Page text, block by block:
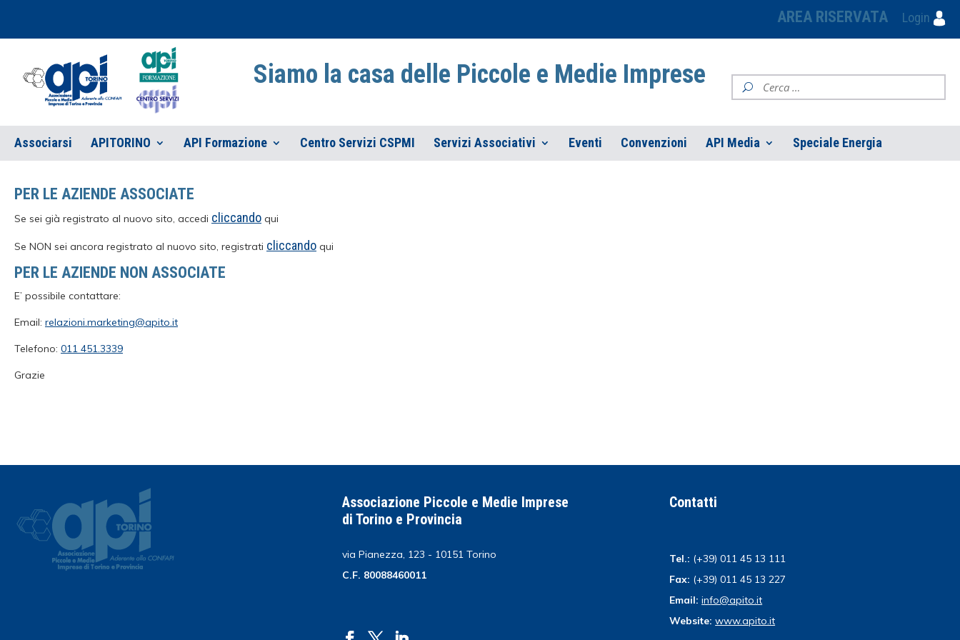
AREA RISERVATA Login
Siamo la casa delle Piccole e Medie Imprese
Associarsi APITORINO API Formazione Centro Servizi CSPMI Servizi Associativi Eventi Convenzioni API Media Speciale Energia
PER LE AZIENDE ASSOCIATE
Se sei già registrato al nuovo sito, accedi cliccando qui
Se NON sei ancora registrato al nuovo sito, registrati cliccando qui
PER LE AZIENDE NON ASSOCIATE
E’ possibile contattare:
Email: relazioni.marketing@apito.it
Telefono: 011 451.3339
Grazie
Associazione Piccole e Medie Imprese
di Torino e Provincia
via Pianezza, 123 - 10151 Torino
C.F. 80088460011
Contatti
Tel.: (+39) 011 45 13 111
Fax: (+39) 011 45 13 227
Email: info@apito.it
Website: www.apito.it